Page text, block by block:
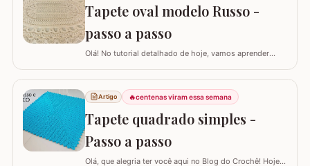
Tapete oval modelo Russo -
passo a passo
Olá! No tutorial detalhado de hoje, vamos aprender
RUSSO. Recentemente, postamos aqui no blog a versão
redonda deste modelo, e você pode conferir clicando
AQUI. Este é um trabalho clássico que combina com
vários ambientes e é uma excelente…
Artigo 🔥centenas viram essa semana
Tapete quadrado simples -
Passo a passo
Olá, que alegria ter você aqui no Blog do Crochê! Hoje